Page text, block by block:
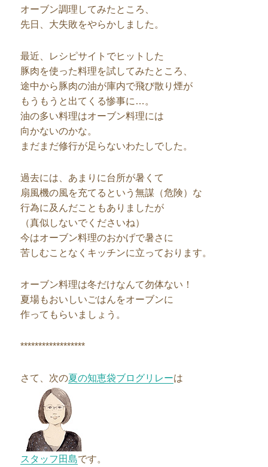
オーブン調理してみたところ、
先日、大失敗をやらかしました。
最近、レシピサイトでヒットした
豚肉を使った料理を試してみたところ、
途中から豚肉の油が庫内で飛び散り煙が
もうもうと出てくる惨事に…。
油の多い料理はオーブン料理には
向かないのかな。
まだまだ修行が足らないわたしでした。
過去には、あまりに台所が暑くて
扇風機の風を充てるという無謀（危険）な
行為に及んだこともありましたが
（真似しないでくださいね）
今はオーブン料理のおかげで暑さに
苦しむことなくキッチンに立っております。
オーブン料理は冬だけなんて勿体ない！
夏場もおいしいごはんをオーブンに
作ってもらいましょう。
******************
さて、次の夏の知恵袋ブログリレーは
スタッフ田島です。